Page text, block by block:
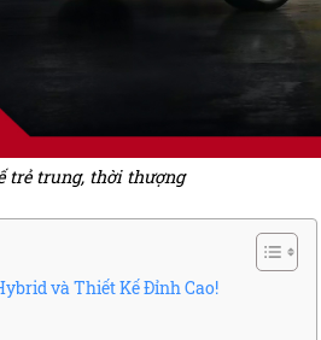
trẻ trung, thời thượng
và Thiết Kế Đỉnh Cao!